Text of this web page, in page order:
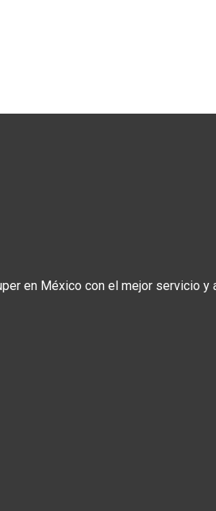
en México con el mejor servicio y